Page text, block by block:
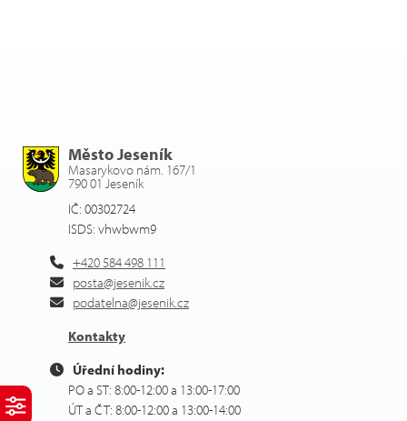
Město Jeseník
Masarykovo nám. 167/1
790 01 Jeseník
IČ: 00302724
ISDS: vhwbwm9
+420 584 498 111
posta@jesenik.cz
podatelna@jesenik.cz
Kontakty
Úřední hodiny:
PO a ST: 8:00-12:00 a 13:00-17:00
ÚT a ČT: 8:00-12:00 a 13:00-14:00